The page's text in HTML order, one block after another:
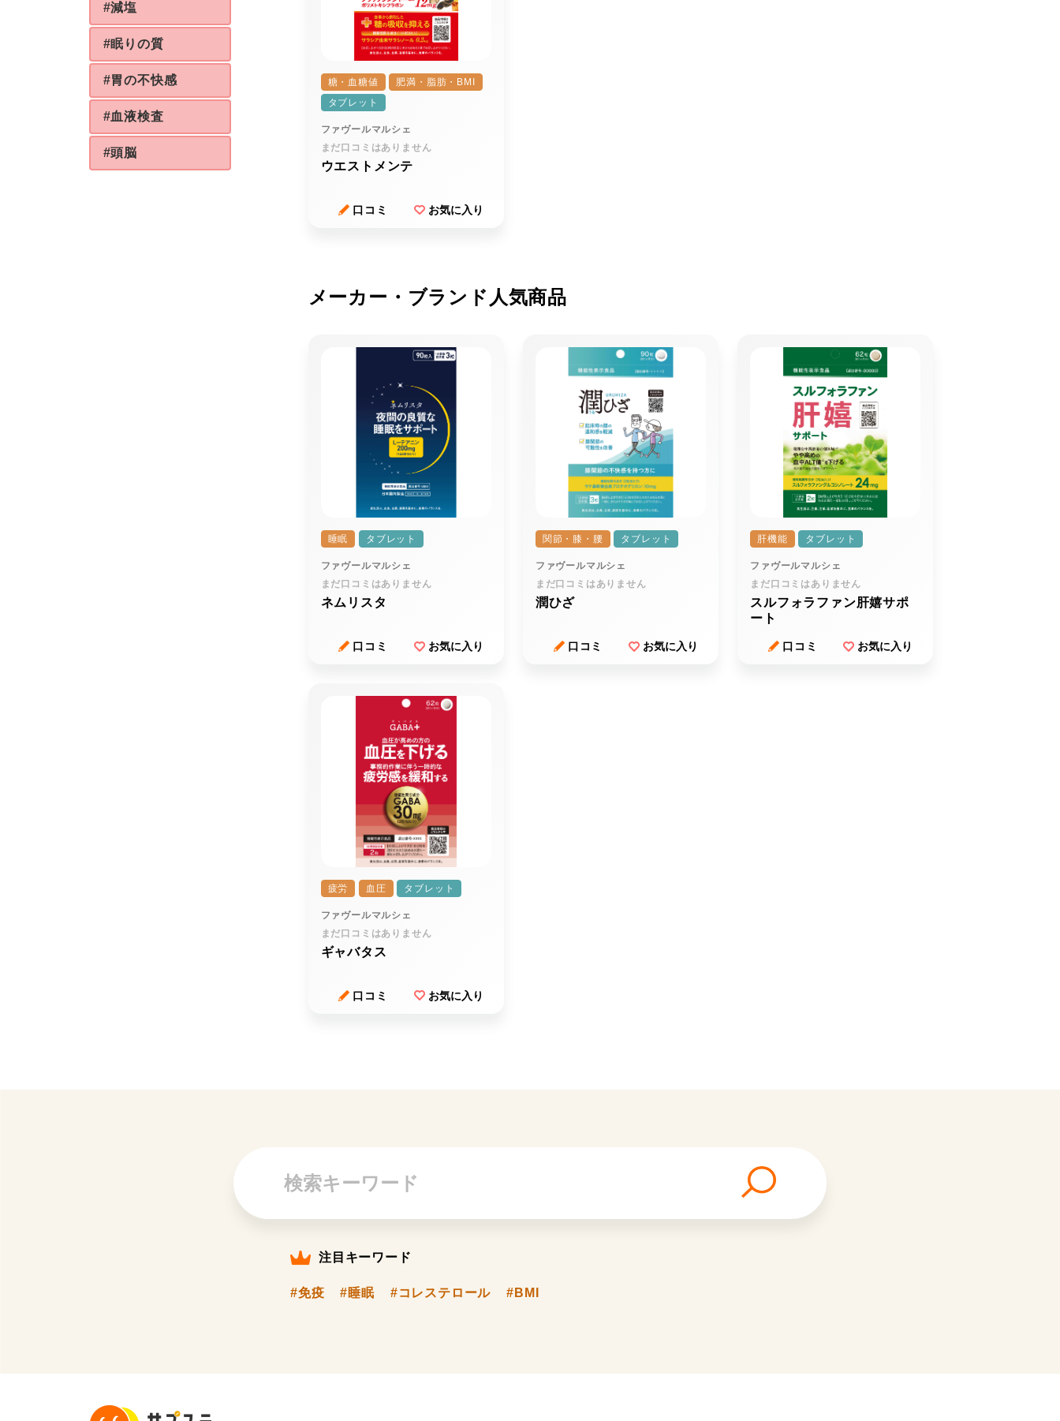
#減塩
#眠りの質
#胃の不快感
#血液検査
#頭脳
糖・血糖値
肥満・脂肪・BMI
タブレット
ファヴールマルシェ
まだ口コミはありません
ウエストメンテ
口コミ お気に入り
メーカー・ブランド人気商品
睡眠 タブレット
ファヴールマルシェ
まだ口コミはありません
ネムリスタ
口コミ お気に入り
関節・膝・腰 タブレット
ファヴールマルシェ
まだ口コミはありません
潤ひざ
口コミ お気に入り
肝機能 タブレット
ファヴールマルシェ
まだ口コミはありません
スルフォラファン肝嬉サポ
ート
口コミ お気に入り
疲労 血圧 タブレット
ファヴールマルシェ
まだ口コミはありません
ギャバタス
口コミ お気に入り
注目キーワード
#免疫 #睡眠 #コレステロール #BMI